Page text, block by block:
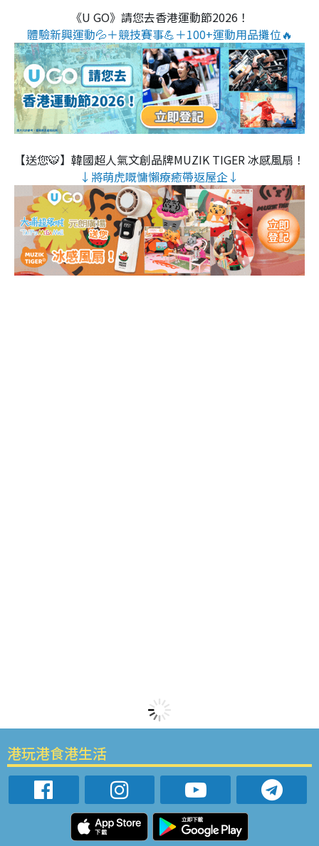
《U GO》請您去香港運動節2026！
體驗新興運動💦＋競技賽事💪＋100+運動用品攤位🔥
【送您🐯】韓國超人氣文創品牌MUZIK TIGER 冰感風扇！
↓將萌虎嘅慵懶療癒帶返屋企↓
港玩港食港生活